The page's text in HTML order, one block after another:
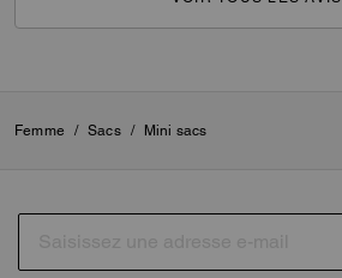
Femme / Sacs / Mini sacs